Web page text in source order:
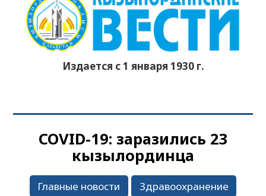
Издается с 1 января 1930 г.
COVID-19: заразились 23
кызылординца
Главные новости
Здравоохранение